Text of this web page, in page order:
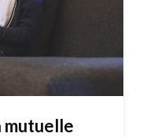
mutuelle